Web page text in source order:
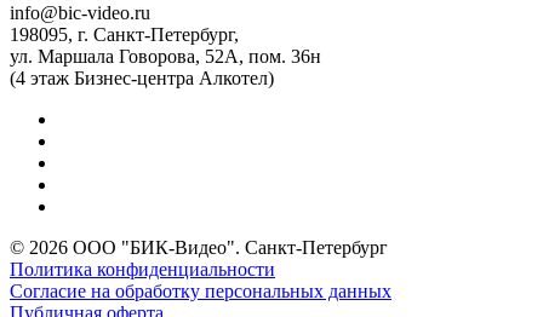
info@bic-video.ru
198095, г. Санкт-Петербург,
ул. Маршала Говорова, 52А, пом. 36н
(4 этаж Бизнес-центра Алкотел)
© 2026 ООО "БИК-Видео". Санкт-Петербург
Политика конфиденциальности
Согласие на обработку персональных данных
Публичная оферта